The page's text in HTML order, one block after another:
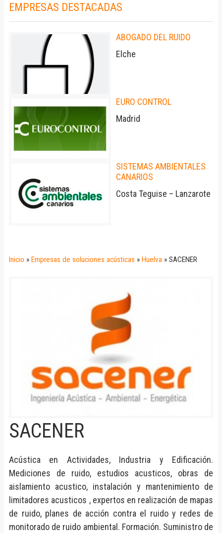
EMPRESAS DESTACADAS
ABOGADO DEL RUIDO
Elche
EURO CONTROL
Madrid
SISTEMAS AMBIENTALES
CANARIOS
Costa Teguise – Lanzarote
Inicio » Empresas de soluciones acústicas » Huelva » SACENER
SACENER
Acústica en Actividades, Industria y Edificación.
Mediciones de ruido, estudios acusticos, obras de
aislamiento acustico, instalación y mantenimiento de
limitadores acusticos , expertos en realización de mapas
de ruido, planes de acción contra el ruido y redes de
monitorado de ruido ambiental. Formación. Suministro de